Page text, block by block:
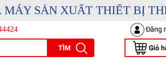
SẢN XUẤT THIẾT BỊ THỂ
Đăng